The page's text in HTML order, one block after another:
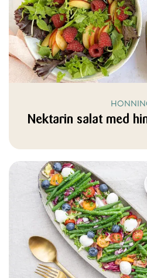
Nektarin salat med